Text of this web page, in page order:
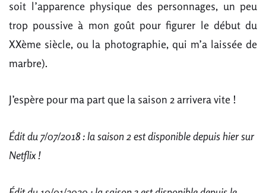
soit l’apparence physique des personnages, un peu
trop poussive à mon goût pour figurer le début du
XXème siècle, ou la photographie, qui m’a laissée de
marbre).
J’espère pour ma part que la saison 2 arrivera vite !
Édit du 7/07/2018 : la saison 2 est disponible depuis hier sur
Netflix !